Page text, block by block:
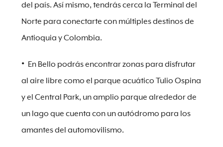
del país. Así mismo, tendrás cerca la Terminal del
Norte para conectarte con múltiples destinos de
Antioquia y Colombia.
En Bello podrás encontrar zonas para disfrutar
al aire libre como el parque acuático Tulio Ospina
y el Central Park, un amplio parque alrededor de
un lago que cuenta con un autódromo para los
amantes del automovilismo.